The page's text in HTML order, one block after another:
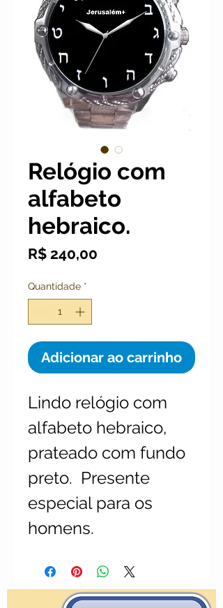
Relógio com
alfabeto
hebraico.
R$ 240,00
Quantidade *
Adicionar ao carrinho
Lindo relógio com
alfabeto hebraico,
prateado com fundo
preto.  Presente
especial para os
homens.